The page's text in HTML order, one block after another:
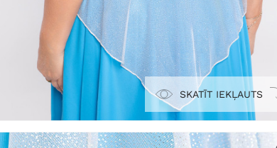
SKATĪT IEKĻAUTS